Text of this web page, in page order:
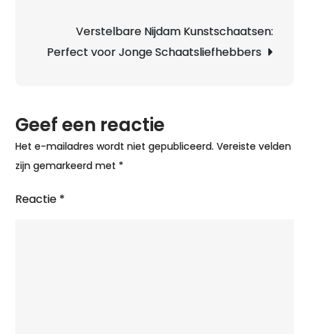
Verstelbare Nijdam Kunstschaatsen:
Perfect voor Jonge Schaatsliefhebbers
Geef een reactie
Het e-mailadres wordt niet gepubliceerd. Vereiste velden
zijn gemarkeerd met *
Reactie *